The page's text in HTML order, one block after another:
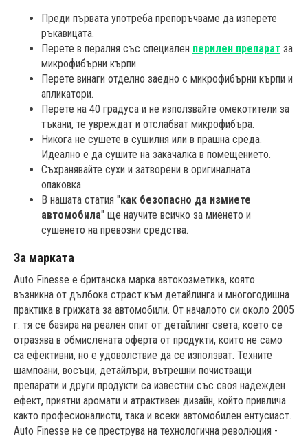
Преди първата употреба препоръчваме да изперете
ръкавицата.
Перете в пералня със специален перилен препарат за
микрофибърни кърпи.
Перете винаги отделно заедно с микрофибърни кърпи и
апликатори.
Перете на 40 градуса и не използвайте омекотители за
тъкани, те увреждат и отслабват микрофибъра.
Никога не сушете в сушилня или в прашна среда.
Идеално е да сушите на закачалка в помещението.
Съхранявайте сухи и затворени в оригиналната
опаковка.
В нашата статия "как безопасно да измиете
автомобила" ще научите всичко за миенето и
сушенето на превозни средства.
За марката
Auto Finesse е британска марка автокозметика, която
възникна от дълбока страст към детайлинга и многогодишна
практика в грижата за автомобили. От началото си около 2005
г. тя се базира на реален опит от детайлинг света, което се
отразява в обмислената оферта от продукти, които не само
са ефективни, но е удоволствие да се използват. Техните
шампоани, восъци, детайлъри, вътрешни почистващи
препарати и други продукти са известни със своя надежден
ефект, приятни аромати и атрактивен дизайн, който привлича
както професионалисти, така и всеки автомобилен ентусиаст.
Auto Finesse не се преструва на технологична революция -